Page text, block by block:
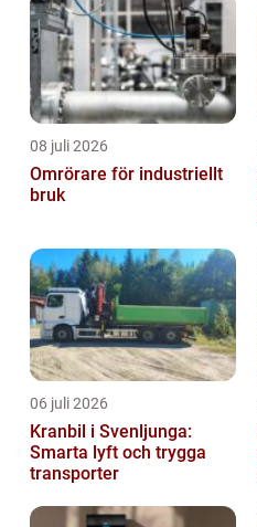
08 juli 2026
Omrörare för industriellt
bruk
06 juli 2026
Kranbil i Svenljunga:
Smarta lyft och trygga
transporter